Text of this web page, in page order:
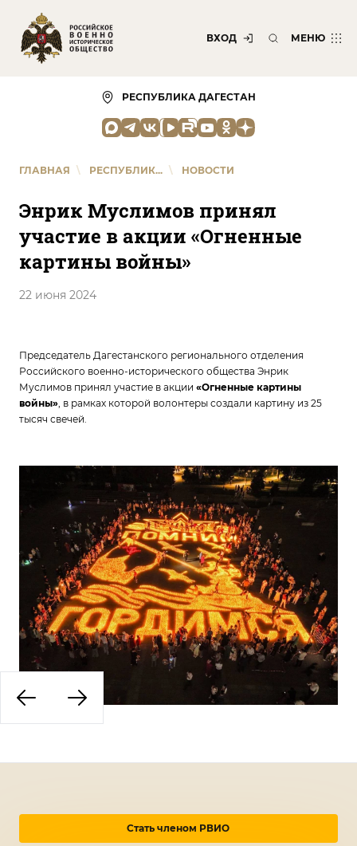
ВХОД МЕНЮ
РЕСПУБЛИКА ДАГЕСТАН
ГЛАВНАЯ \ РЕСПУБЛИК... \ НОВОСТИ
Энрик Муслимов принял
участие в акции «Огненные
картины войны»
22 июня 2024
Председатель Дагестанского регионального отделения
Российского военно-исторического общества Энрик
Муслимов принял участие в акции «Огненные картины
войны», в рамках которой волонтеры создали картину из 25
тысяч свечей.
Стать членом РВИО